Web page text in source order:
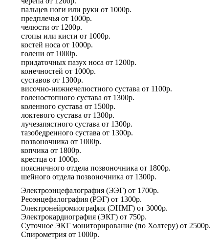
пальцев ноги или руки от 1000р.
предплечья от 1000р.
челюсти от 1200р.
стопы или кисти от 1000р.
костей носа от 1000р.
голени от 1000р.
придаточных пазух носа от 1200р.
конечностей от 1000р.
суставов от 1300р.
височно-нижнечелюстного сустава от 1100р.
голеностопного сустава от 1300р.
коленного сустава от 1500р.
локтевого сустава от 1300р.
лучезапястного сустава от 1300р.
тазобедренного сустава от 1300р.
позвоночника от 1000р.
копчика от 1800р.
крестца от 1000р.
поясничного отдела позвоночника от 1800р.
шейного отдела позвоночника от 1300р.
Электроэнцефалография (ЭЭГ) от 1700р.
Реоэнцефалография (РЭГ) от 1300р.
Электронейромиография (ЭНМГ) от 3000р.
Электрокардиография (ЭКГ) от 750р.
Суточное ЭКГ мониторирование (по Холтеру) от 2500р.
Спирометрия от 1000р.